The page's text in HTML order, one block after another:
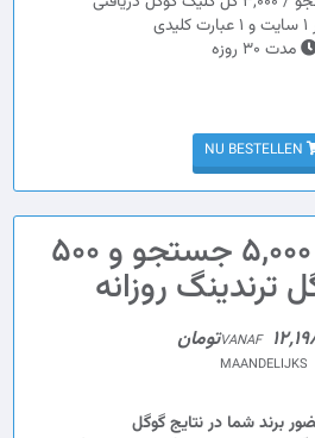
مدت 30 روزه
NU BESTELLEN
بسته جهش 5,000 جستجو و 500
ترندینگ روزانه
VANAF
MAANDELIJKS
برند شما در نتایج گوگل